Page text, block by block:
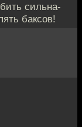
сильна-
баксов!